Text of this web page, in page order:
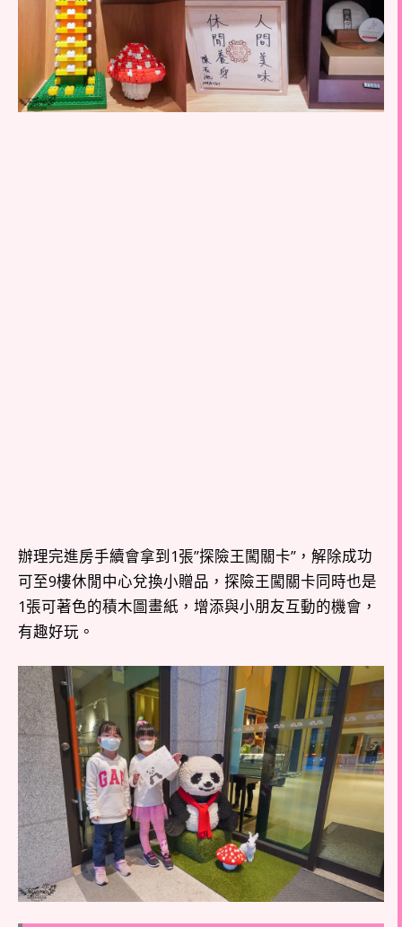
辦理完進房手續會拿到1張”探險王闖關卡”，解除成功
可至9樓休閒中心兌換小贈品，探險王闖關卡同時也是
1張可著色的積木圖畫紙，增添與小朋友互動的機會，
有趣好玩。